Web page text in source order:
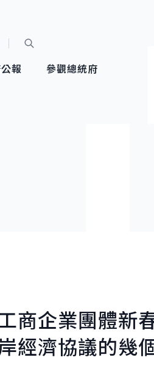
報 參觀總統府
商企業團體新
經濟協議的幾